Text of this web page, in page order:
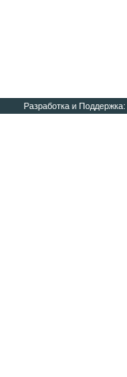
Разработка и Поддержка: